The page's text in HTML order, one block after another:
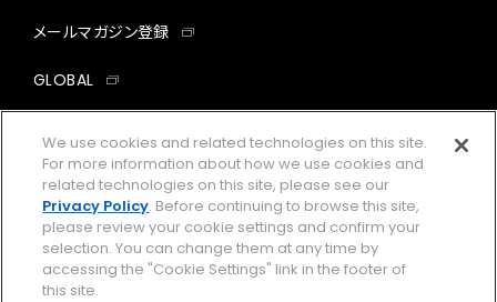
メールマガジン登録
GLOBAL
facebookinstagramtwitter
企業情報 ご利用規約
プライバシーポリシー Cookies Settings
We use cookies and related technologies on this site.
For more information about how we use cookies and
related technologies on this site, please see our
Privacy Policy. Before continuing to browse this site,
please review your cookie settings and confirm your
selection. You can change them at any time by
accessing the "Cookie Settings" link in the footer of
this site.